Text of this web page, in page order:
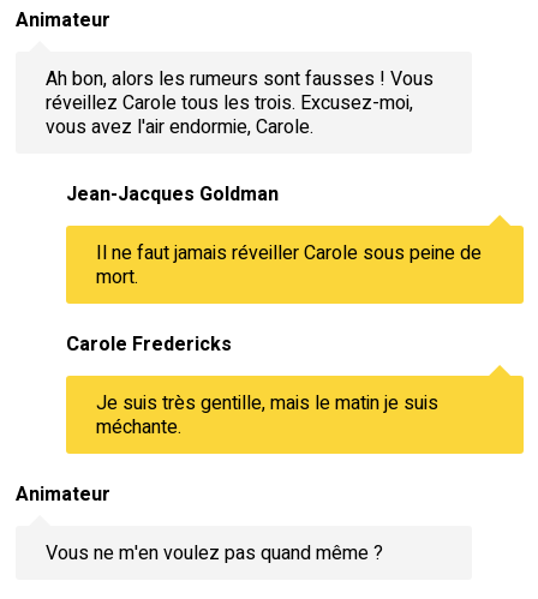
Animateur
Ah bon, alors les rumeurs sont fausses ! Vous
réveillez Carole tous les trois. Excusez-moi,
vous avez l'air endormie, Carole.
Jean-Jacques Goldman
Il ne faut jamais réveiller Carole sous peine de
mort.
Carole Fredericks
Je suis très gentille, mais le matin je suis
méchante.
Animateur
Vous ne m'en voulez pas quand même ?